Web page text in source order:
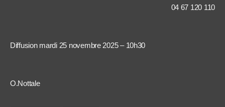
04 67 120 110
Diffusion mardi 25 novembre 2025 – 10h30
O.Nottale